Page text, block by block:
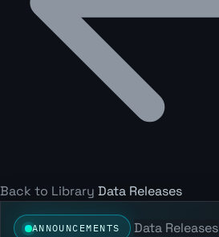
Back to Library Data Releases
ANNOUNCEMENTS Data Releases